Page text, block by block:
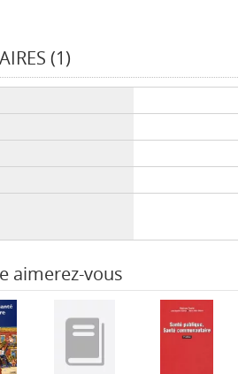
(1)
aimerez-vous